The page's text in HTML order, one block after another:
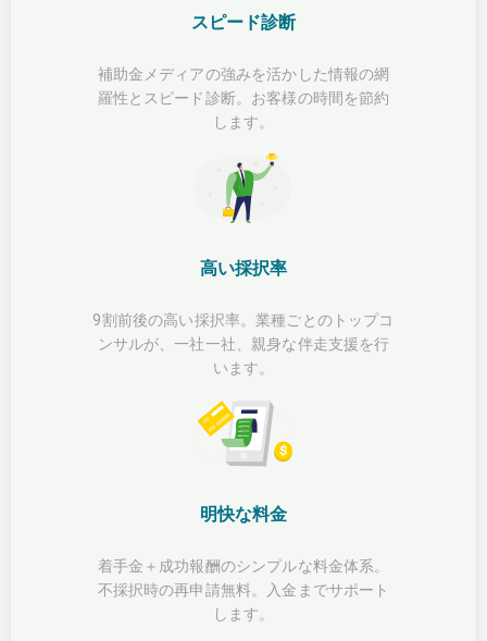
スピード診断
補助金メディアの強みを活かした情報の網
羅性とスピード診断。お客様の時間を節約
します。
高い採択率
9割前後の高い採択率。業種ごとのトップコ
ンサルが、一社一社、親身な伴走支援を行
います。
明快な料金
着手金＋成功報酬のシンプルな料金体系。
不採択時の再申請無料。入金までサポート
します。